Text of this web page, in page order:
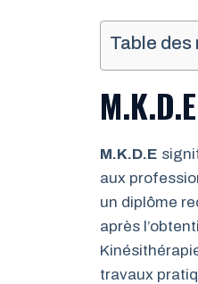
Table des
M.K.D.E
aux
un diplôme
après
travaux